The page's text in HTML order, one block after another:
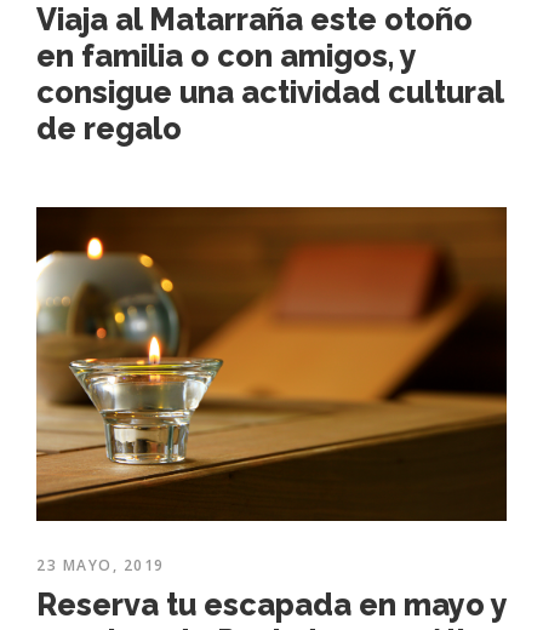
Viaja al Matarraña este otoño
en familia o con amigos, y
consigue una actividad cultural
de regalo
23 MAYO, 2019
Reserva tu escapada en mayo y